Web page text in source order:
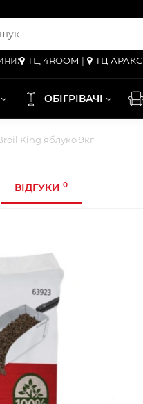
ТЦ 4ROOM | ТЦ АРАКС
ОБІГРІВАЧІ
King яблуко 9кг
ВІДГУКИ 0